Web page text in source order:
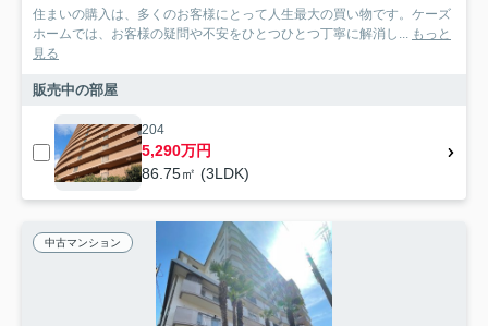
住まいの購入は、多くのお客様にとって人生最大の買い物です。ケーズ
ホームでは、お客様の疑問や不安をひとつひとつ丁寧に解消し... もっと
見る
販売中の部屋
204
5,290万円
86.75㎡ (3LDK)
中古マンション